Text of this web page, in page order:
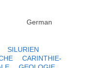
German
SILURIEN
CARINTHIE-